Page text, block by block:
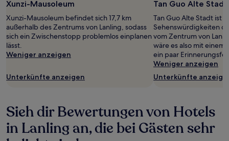
wurde.
Preise
und
Verfügbarkeiten
können
sich
Es
können
gelten.
Xunzi-Mausoleum
Xunzi-Mausoleum befindet sich 17,7 km
außerhalb des Zentrums von Lanling, sodass
sich ein Zwischenstopp problemlos einplanen
lässt.
Weniger anzeigen
Unterkünfte anzeigen
Tan Guo Alte Stadt
Tan Guo Alte Stadt ist
Sehenswürdigkeiten
vom Zentrum von
wäre es also mit einem
ein paar
Weniger anzeigen
Unterkünfte
Sieh dir Bewertungen von Hotels
in Lanling an, die bei Gästen sehr